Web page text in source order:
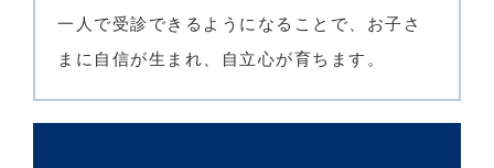
一人で受診できるようになることで、お子さ
まに自信が生まれ、自立心が育ちます。